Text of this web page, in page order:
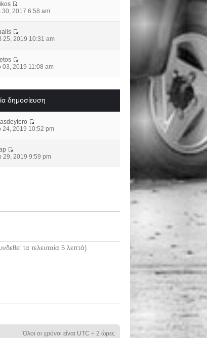
30, 2017 6:58 am
25, 2019 10:31 am
03, 2019 11:08 am
δημοσίευση
24, 2019 10:52 pm
29, 2019 9:59 pm
τα τελευταία 5 λεπτά)
Όλοι οι χρόνοι είναι UTC + 2 ώρες